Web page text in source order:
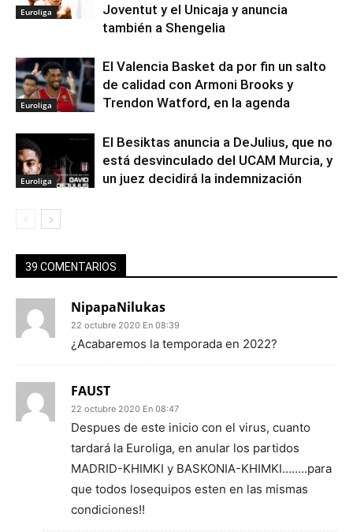
Euroliga
Joventut y el Unicaja y anuncia
también a Shengelia
Euroliga
El Valencia Basket da por fin un salto
de calidad con Armoni Brooks y
Trendon Watford, en la agenda
Euroliga
El Besiktas anuncia a DeJulius, que no
está desvinculado del UCAM Murcia, y
un juez decidirá la indemnización
39 COMENTARIOS
NipapaNilukas
22 octubre 2020 En 08:39
¿Acabaremos la temporada en 2022?
FAUST
22 octubre 2020 En 08:47
Despues de este inicio con el virus, cuanto
tardará la Euroliga, en anular los partidos
MADRID-KHIMKI y BASKONIA-KHIMKI……..para
que todos losequipos esten en las mismas
condiciones!!